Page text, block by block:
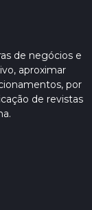
de negócios e
aproximar
por
de revistas